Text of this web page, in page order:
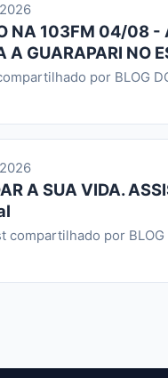
NA 103FM 04/08 -
A GUARAPARI NO
por BLOG
A SUA VIDA.
por BLOG